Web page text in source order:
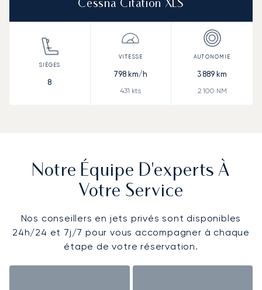
Cessna Citation XLS
8
798 km/h
431 kts
3 889 km
2 100 NM
Notre Équipe D'experts À
Votre Service
Nos conseillers en jets privés sont disponibles
24h/24 et 7j/7 pour vous accompagner à chaque
étape de votre réservation.